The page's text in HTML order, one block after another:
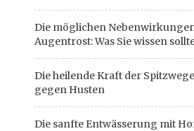
Die möglichen
Augentrost: Was Sie wissen
Die heilende Kraft der
gegen Husten
Die sanfte Entwässerung mit